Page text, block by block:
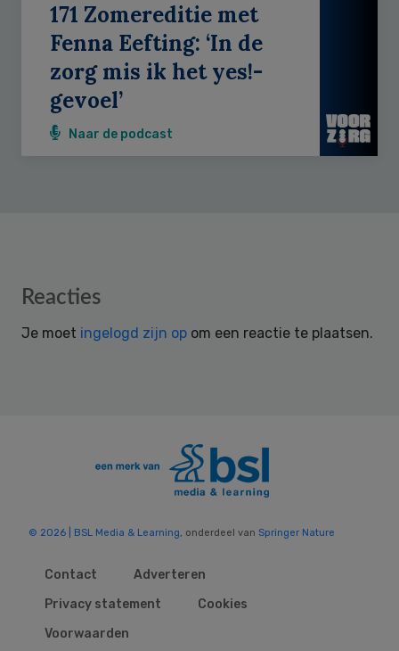
171 Zomereditie met
Fenna Eefting: ‘In de
zorg mis ik het yes!-
gevoel’
Naar de podcast
Reader
Reacties
Je moet ingelogd zijn op om een reactie te plaatsen.
© 2026 | BSL Media & Learning, onderdeel van Springer Nature
Contact
Adverteren
Privacy statement
Cookies
Voorwaarden